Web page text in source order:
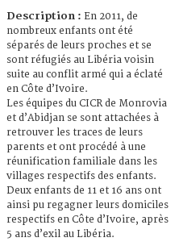
Description : En 2011, de
nombreux enfants ont été
séparés de leurs proches et se
sont réfugiés au Libéria voisin
suite au conflit armé qui a éclaté
en Côte d’Ivoire.
Les équipes du CICR de Monrovia
et d’Abidjan se sont attachées à
retrouver les traces de leurs
parents et ont procédé à une
réunification familiale dans les
villages respectifs des enfants.
Deux enfants de 11 et 16 ans ont
ainsi pu regagner leurs domiciles
respectifs en Côte d’Ivoire, après
5 ans d’exil au Libéria.